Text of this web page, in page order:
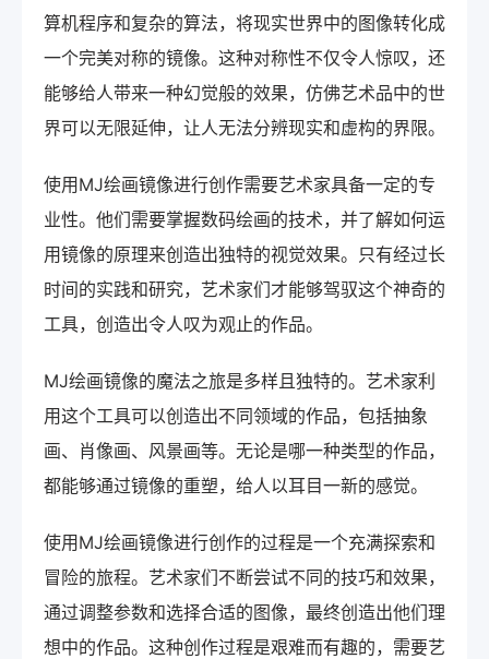
算机程序和复杂的算法，将现实世界中的图像转化成
一个完美对称的镜像。这种对称性不仅令人惊叹，还
能够给人带来一种幻觉般的效果，仿佛艺术品中的世
界可以无限延伸，让人无法分辨现实和虚构的界限。
使用MJ绘画镜像进行创作需要艺术家具备一定的专
业性。他们需要掌握数码绘画的技术，并了解如何运
用镜像的原理来创造出独特的视觉效果。只有经过长
时间的实践和研究，艺术家们才能够驾驭这个神奇的
工具，创造出令人叹为观止的作品。
MJ绘画镜像的魔法之旅是多样且独特的。艺术家利
用这个工具可以创造出不同领域的作品，包括抽象
画、肖像画、风景画等。无论是哪一种类型的作品，
都能够通过镜像的重塑，给人以耳目一新的感觉。
使用MJ绘画镜像进行创作的过程是一个充满探索和
冒险的旅程。艺术家们不断尝试不同的技巧和效果，
通过调整参数和选择合适的图像，最终创造出他们理
想中的作品。这种创作过程是艰难而有趣的，需要艺